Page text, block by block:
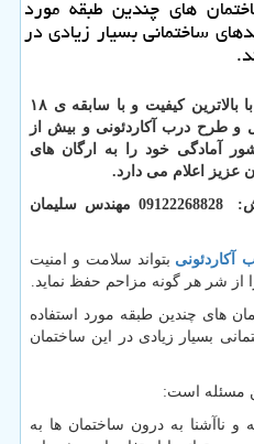
های چندین طبقه مورد
ساختمانی بسیار زیادی در
گروه صنعتی ایمن کاران وحدت با بالاترین کیفیت و با سابقه ی ۱۸
صنایع فلزی و با ۱۶ مدل و طرح درب آکاردئونی و بیش از
آمادگی خود را به ارگان های
عزیز اعلام می دارد.
شماره تماس با کارشناس فروش: 09122268828 مهندس سلیمان
آکاردئونی بتواند سلامت و امنیت
از شر هر گونه مزاحم حفظ نماید.
های چندین طبقه مورد استفاده
بسیار زیادی در این ساختمان
مسئله است:
و ناآشنا به درون ساختمان ها به